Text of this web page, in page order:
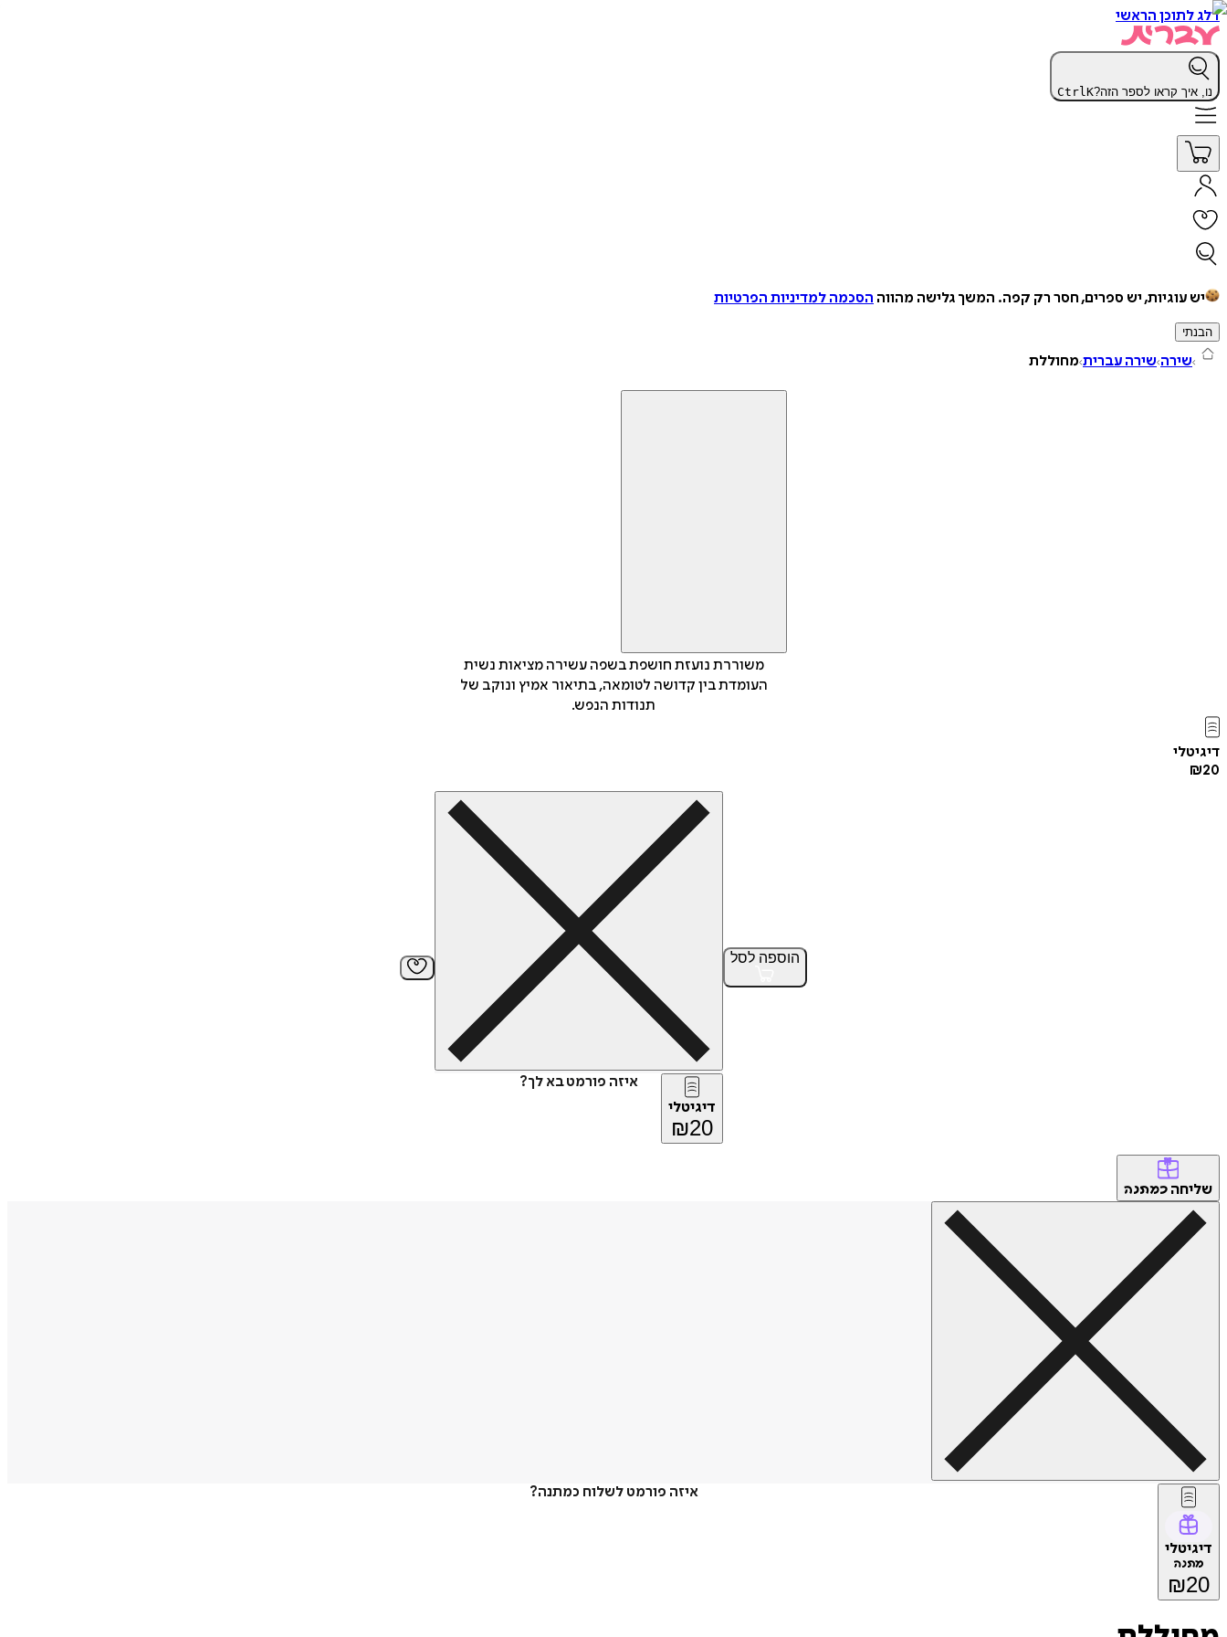
דלג לתוכן הראשי
נו, איך קראו לספר הזה? CtrlK
יש עוגיות, יש ספרים, חסר רק קפה. המשך גלישה מהווה הסכמה למדיניות הפרטיות
הבנתי
שירה שירה עברית מחוללת
משוררת נועזת חושפת בשפה עשירה מציאות נשית
העומדת בין קדושה לטומאה, בתיאור אמיץ ונוקב של
תנודות הנפש.
דיגיטלי
₪20
הוספה לסל
איזה פורמט בא לך?
דיגיטלי
₪20
שליחה כמתנה
איזה פורמט לשלוח כמתנה?
דיגיטלי
מתנה
₪20